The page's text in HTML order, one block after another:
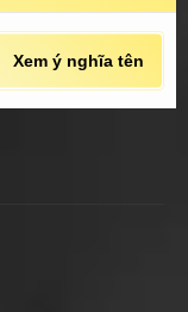
Xem ý nghĩa tên